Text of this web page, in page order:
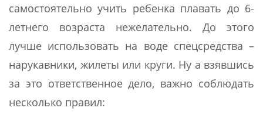
самостоятельно учить ребенка плавать до 6-
летнего возраста нежелательно. До этого
лучше использовать на воде спецсредства –
нарукавники, жилеты или круги. Ну а взявшись
за это ответственное дело, важно соблюдать
несколько правил: